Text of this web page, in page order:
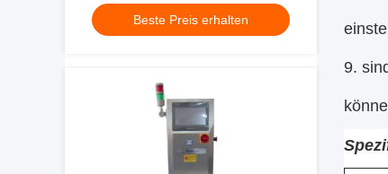
Beste Preis erhalten
9.